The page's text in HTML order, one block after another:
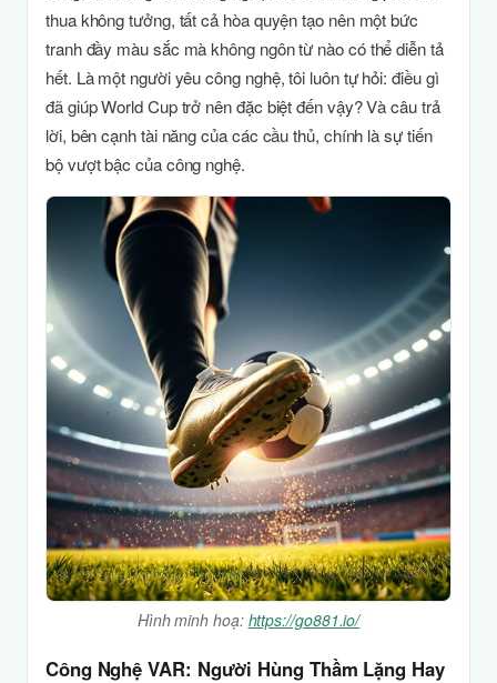
thua không tưởng, tất cả hòa quyện tạo nên một bức
tranh đầy màu sắc mà không ngôn từ nào có thể diễn tả
hết. Là một người yêu công nghệ, tôi luôn tự hỏi: điều gì
đã giúp World Cup trở nên đặc biệt đến vậy? Và câu trả
lời, bên cạnh tài năng của các cầu thủ, chính là sự tiến
bộ vượt bậc của công nghệ.
Hình minh hoạ: https://go881.io/
Công Nghệ VAR: Người Hùng Thầm Lặng Hay